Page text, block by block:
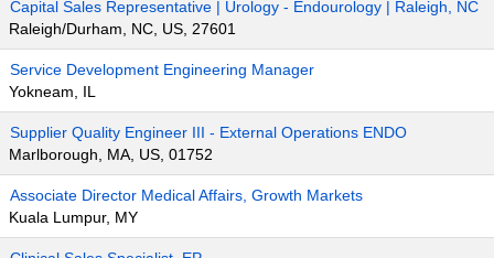
Capital Sales Representative | Urology - Endourology | Raleigh, NC
Raleigh/Durham, NC, US, 27601
Service Development Engineering Manager
Yokneam, IL
Supplier Quality Engineer III - External Operations ENDO
Marlborough, MA, US, 01752
Associate Director Medical Affairs, Growth Markets
Kuala Lumpur, MY